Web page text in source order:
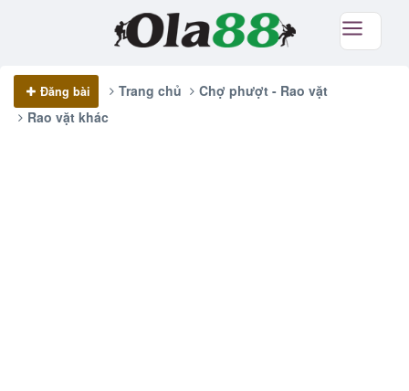
Đăng bài Trang chủ
Chợ phượt - Rao vặt
Rao vặt khác